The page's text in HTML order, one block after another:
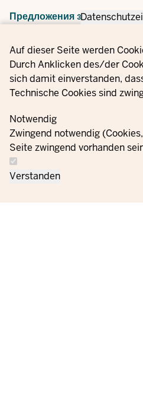
Privacy settings
Auf dieser Seite werden
Durch Anklicken des/der
sich damit einverstanden,
Technische Cookies sind
Notwendig
Zwingend notwendig
Seite zwingend vorhanden
Verstanden
Предложения за